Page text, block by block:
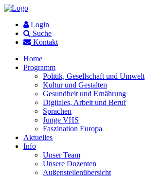
Login
Suche
Kontakt
Home
Programm
Politik, Gesellschaft und Umwelt
Kultur und Gestalten
Gesundheit und Ernährung
Digitales, Arbeit und Beruf
Sprachen
Junge VHS
Faszination Europa
Aktuelles
Info
Unser Team
Unsere Dozenten
Außenstellenübersicht